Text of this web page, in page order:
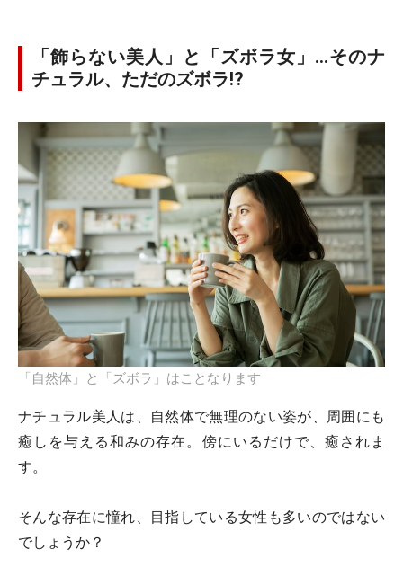
「飾らない美人」と「ズボラ女」…そのナ
チュラル、ただのズボラ!?
「自然体」と「ズボラ」はことなります
ナチュラル美人は、自然体で無理のない姿が、周囲にも
癒しを与える和みの存在。傍にいるだけで、癒されま
す。
そんな存在に憧れ、目指している女性も多いのではない
でしょうか？